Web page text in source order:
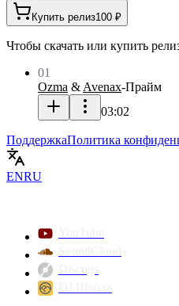
Купить релиз100 ₽
Чтобы скачать или купить
01
Ozma & Avenax-Прайм
03:02
ПоддержкаПолитика
ENRU